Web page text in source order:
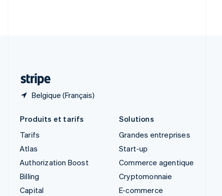
Belgique (Français)
Produits et tarifs
Tarifs
Atlas
Authorization Boost
Billing
Capital
Solutions
Grandes entreprises
Start-up
Commerce agentique
Cryptomonnaie
E-commerce